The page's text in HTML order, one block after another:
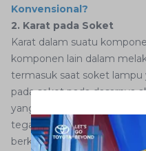
Konvensional?
2. Karat pada Soket
Karat dalam suatu
komponen lain dalam
termasuk saat soket lampu
pada soket pada dasarnya
yang masuk ke lampu
tegangan turun, tentu saja
berkurang.